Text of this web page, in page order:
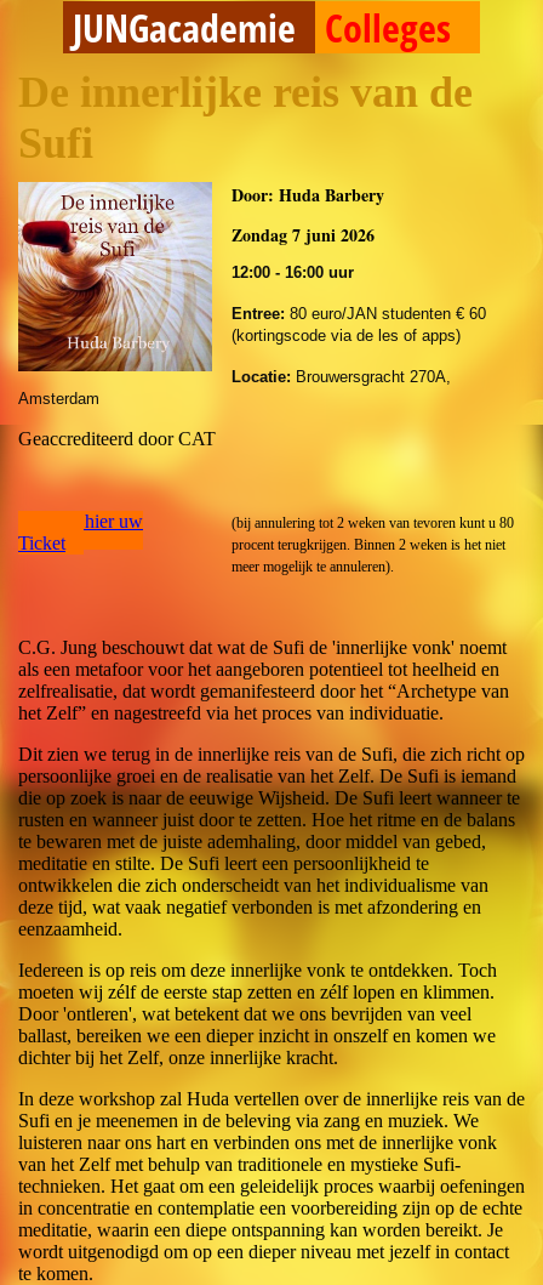
JUNGacademie Colleges
De innerlijke reis van de
Sufi
Door: Huda Barbery
Zondag 7 juni 2026
12:00 - 16:00 uur
Entree: 80 euro/JAN studenten € 60
(kortingscode via de les of apps)
Locatie: Brouwersgracht 270A,
Amsterdam
Geaccrediteerd door CAT
Koop hier uw
Ticket
(bij annulering tot 2 weken van tevoren kunt u 80
procent terugkrijgen. Binnen 2 weken is het niet
meer mogelijk te annuleren).
C.G. Jung beschouwt dat wat de Sufi de 'innerlijke vonk' noemt
als een metafoor voor het aangeboren potentieel tot heelheid en
zelfrealisatie, dat wordt gemanifesteerd door het “Archetype van
het Zelf” en nagestreefd via het proces van individuatie.
Dit zien we terug in de innerlijke reis van de Sufi, die zich richt op
persoonlijke groei en de realisatie van het Zelf. De Sufi is iemand
die op zoek is naar de eeuwige Wijsheid. De Sufi leert wanneer te
rusten en wanneer juist door te zetten. Hoe het ritme en de balans
te bewaren met de juiste ademhaling, door middel van gebed,
meditatie en stilte. De Sufi leert een persoonlijkheid te
ontwikkelen die zich onderscheidt van het individualisme van
deze tijd, wat vaak negatief verbonden is met afzondering en
eenzaamheid.
Iedereen is op reis om deze innerlijke vonk te ontdekken. Toch
moeten wij zélf de eerste stap zetten en zélf lopen en klimmen.
Door 'ontleren', wat betekent dat we ons bevrijden van veel
ballast, bereiken we een dieper inzicht in onszelf en komen we
dichter bij het Zelf, onze innerlijke kracht.
In deze workshop zal Huda vertellen over de innerlijke reis van de
Sufi en je meenemen in de beleving via zang en muziek. We
luisteren naar ons hart en verbinden ons met de innerlijke vonk
van het Zelf met behulp van traditionele en mystieke Sufi-
technieken. Het gaat om een geleidelijk proces waarbij oefeningen
in concentratie en contemplatie een voorbereiding zijn op de echte
meditatie, waarin een diepe ontspanning kan worden bereikt. Je
wordt uitgenodigd om op een dieper niveau met jezelf in contact
te komen.